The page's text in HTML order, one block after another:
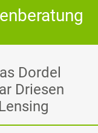
Dordel
Driesen